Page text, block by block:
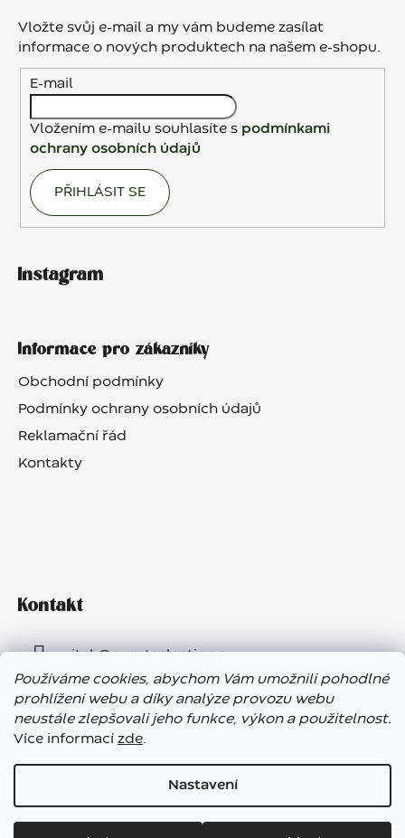
Používáme cookies, abychom Vám umožnili pohodlné
prohlížení webu a díky analýze provozu webu
neustále zlepšovali jeho funkce, výkon a použitelnost.
Více informací zde.
Nastavení
Vážení zákazníci, ve dnech 7. – 13. 8. bude náš showroom
Vložte svůj e-mail a my vám budeme zasílat
informace o nových produktech na našem e-shopu.
E-mail
Vložením e-mailu souhlasíte s podmínkami
ochrany osobních údajů
PŘIHLÁSIT SE
Instagram
Informace pro zákazníky
Obchodní podmínky
Podmínky ochrany osobních údajů
Reklamační řád
Kontakty
Kontakt
vitek@eventselection.cz
+420 602 410 657
Vytvořil Shoptet